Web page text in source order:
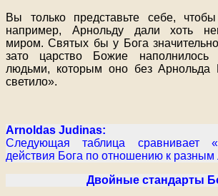
Вы только представьте себе,
например, Арнольду дали хоть
миром. Святых бы у Бога
зато царство Божие
людьми, которым оно без Арнольда
светило».
Arnoldas Judinas:
Следующая таблица сравнивает
действия Бога по отношению к
Двойные стандарты